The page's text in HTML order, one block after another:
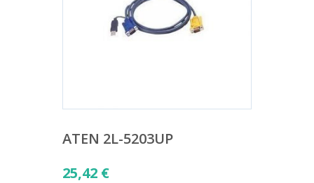
ATEN 2L-5203UP
25,42 €